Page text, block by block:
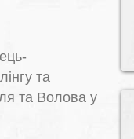
та
та Волова у